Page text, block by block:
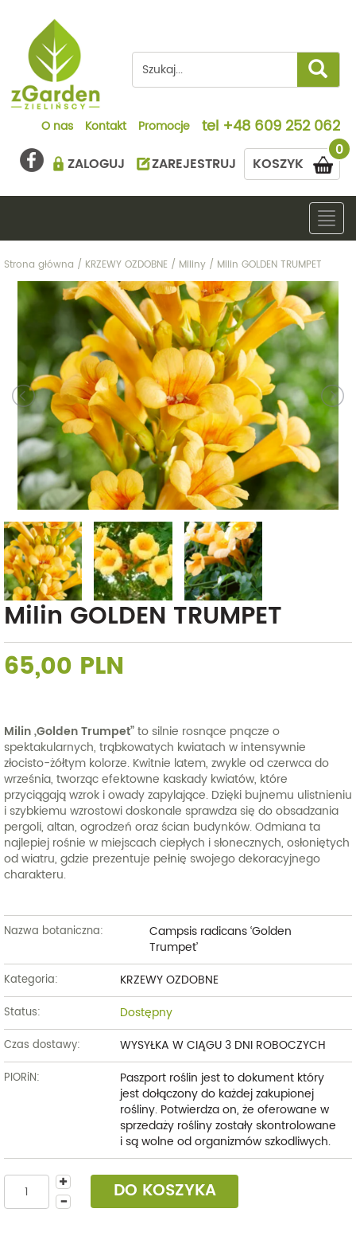
O nas Kontakt Promocje tel +48 609 252 062
0
KOSZYK
ZALOGUJ ZAREJESTRUJ
Strona główna / KRZEWY OZDOBNE / Miliny / Milin GOLDEN TRUMPET
Milin GOLDEN TRUMPET
65,00 PLN
Milin „Golden Trumpet”to silnie rosnące pnącze o
spektakularnych, trąbkowatych kwiatach w intensywnie
złocisto-żółtym kolorze. Kwitnie latem, zwykle od czerwca do
września, tworząc efektowne kaskady kwiatów, które
przyciągają wzrok i owady zapylające. Dzięki bujnemu ulistnieniu
i szybkiemu wzrostowi doskonale sprawdza się do obsadzania
pergoli, altan, ogrodzeń oraz ścian budynków. Odmiana ta
najlepiej rośnie w miejscach ciepłych i słonecznych, osłoniętych
od wiatru, gdzie prezentuje pełnię swojego dekoracyjnego
charakteru.
Nazwa botaniczna:
Campsis radicans ‘Golden
Trumpet’
Kategoria: KRZEWY OZDOBNE
Status: Dostępny
Czas dostawy: WYSYŁKA W CIĄGU 3 DNI ROBOCZYCH
PIORiN:
Paszport roślin jest to dokument który
jest dołączony do każdej zakupionej
rośliny. Potwierdza on, że oferowane w
sprzedaży rośliny zostały skontrolowane
i są wolne od organizmów szkodliwych.
DO KOSZYKA